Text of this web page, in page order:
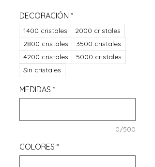
DECORACIÓN *
1400 cristales
2000 cristales
2800 cristales
3500 cristales
4200 cristales
5000 cristales
Sin cristales
MEDIDAS *
0/500
COLORES *